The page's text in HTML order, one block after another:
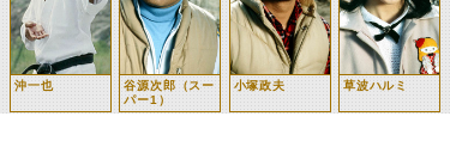
沖一也
谷源次郎（スー
パー1）
小塚政夫 草波ハルミ